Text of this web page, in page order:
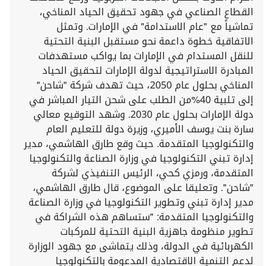
القطاع الصناعي في جهود تحقيق الحياد المناخي،
تماشياً مع "عام الاستدامة" في الإمارات. وتمثل
الاتفاقية خطوة داعمة نحو مستقبل البنية التحتية
للنقل المستدام في الإمارات بما يواكب مستهدفات
المبادرة الاستراتيجية لدولة الإمارات لتحقيق الحياد
المناخي بحلول عام 2050، حيث تهدف شركة "شاحن"
إلى تلبية 40%من الطلب على شحن التيار المباشر في
دولة الإمارات بحلول عام 2030. وشهد التوقيع معالي
سارة بنت يوسف الأميري، وزيرة دولة للتعليم العام
والتكنولوجيا المتقدمة. حيث وقع طارق الهاشمي، مدير
إدارة تبني التكنولوجيا في وزارة الصناعة والتكنولوجيا
المتقدمة، ورمزي كحي، الرئيس التنفيذي لشركة
"شاحن". وتعليقا على الموضوع، قال طارق الهاشمي،
مدير إدارة تبني وتطوير التكنولوجيا في وزارة الصناعة
والتكنولوجيا المتقدمة: "ستساهم هذه الشراكة في
تطوير منظومة جاهزية البنية التحتية للمركبات
الكهربائية في الدولة، وذلك يتماشى مع جهود الوزارة
لدعم التنمية الاقتصادية المدعومة بالتكنولوجيا